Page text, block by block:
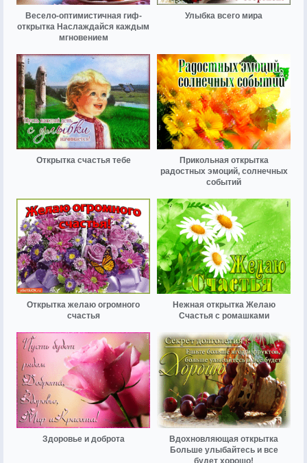
Весело-оптимистичная гиф-
открытка Наслаждайся каждым
мгновением
Улыбка всего мира
Открытка счастья тебе
Прикольная открытка
радостных эмоций, солнечных
событий
Открытка желаю огромного
счастья
Нежная открытка Желаю
Счастья с ромашками
Здоровье и доброта
Вдохновляющая открытка
Больше улыбайтесь и все
будет хорошо!